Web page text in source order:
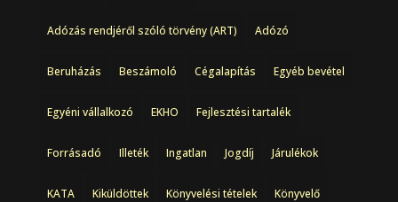
Adózás rendjéről szóló törvény (ART) Adózó
Beruházás Beszámoló Cégalapítás Egyéb bevétel
Egyéni vállalkozó EKHO Fejlesztési tartalék
Forrásadó Illeték Ingatlan Jogdíj Járulékok
KATA Kiküldöttek Könyvelési tételek Könyvelő